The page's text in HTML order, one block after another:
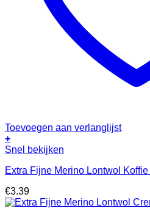
Toevoegen aan verlanglijst
+
Snel bekijken
Extra Fijne Merino Lontwol
€3.39